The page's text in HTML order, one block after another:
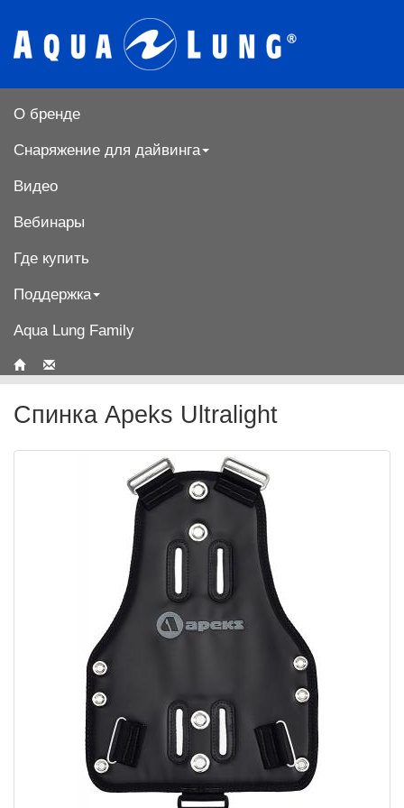
О бренде
Снаряжение для дайвинга
Видео
Вебинары
Где купить
Поддержка
Aqua Lung Family
Спинка Apeks Ultralight